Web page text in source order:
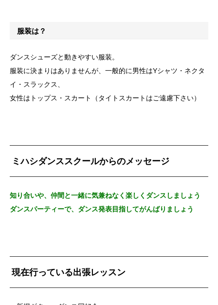
服装は？
ダンスシューズと動きやすい服装。
服装に決まりはありませんが、一般的に男性はYシャツ・ネクタ
イ・スラックス、
女性はトップス・スカート（タイトスカートはご遠慮下さい）
ミハシダンススクールからのメッセージ
知り合いや、仲間と一緒に気兼ねなく楽しくダンスしましょう
ダンスパーティーで、ダンス発表目指してがんばりましょう
現在行っている出張レッスン